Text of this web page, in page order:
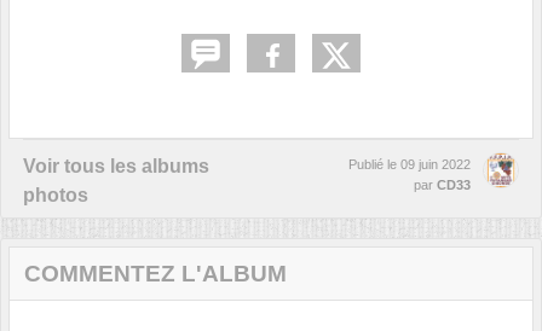
Voir tous les albums
photos
Publié le 09 juin 2022
par CD33
COMMENTEZ L'ALBUM